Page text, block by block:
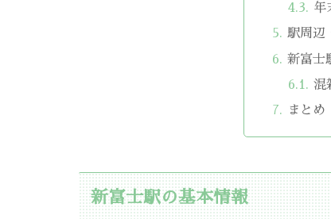
年
駅周辺
新富士
混
まとめ
新富士駅の基本情報